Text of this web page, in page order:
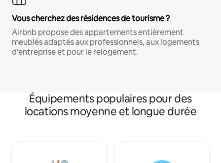
Vous cherchez des résidences de tourisme ?
Airbnb propose des appartements entièrement
meublés adaptés aux professionnels, aux logements
d'entreprise et pour le relogement.
Équipements populaires pour des
locations moyenne et longue durée